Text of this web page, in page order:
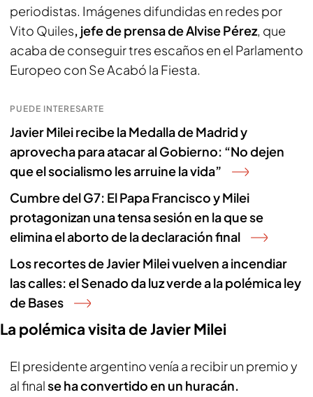
periodistas. Imágenes difundidas en redes por
Vito Quiles, jefe de prensa de Alvise Pérez, que
acaba de conseguir tres escaños en el Parlamento
Europeo con Se Acabó la Fiesta.
PUEDE INTERESARTE
Javier Milei recibe la Medalla de Madrid y
aprovecha para atacar al Gobierno: “No dejen
que el socialismo les arruine la vida”
Cumbre del G7: El Papa Francisco y Milei
protagonizan una tensa sesión en la que se
elimina el aborto de la declaración final
Los recortes de Javier Milei vuelven a incendiar
las calles: el Senado da luz verde a la polémica ley
de Bases
La polémica visita de Javier Milei
El presidente argentino venía a recibir un premio y
al finalse ha convertido en un huracán.